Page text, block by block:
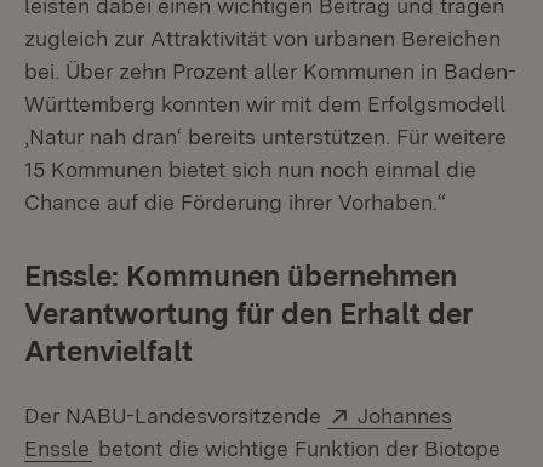
leisten dabei einen wichtigen Beitrag und tragen
zugleich zur Attraktivität von urbanen Bereichen
bei. Über zehn Prozent aller Kommunen in Baden-
Württemberg konnten wir mit dem Erfolgsmodell
‚Natur nah dran‘ bereits unterstützen. Für weitere
15 Kommunen bietet sich nun noch einmal die
Chance auf die Förderung ihrer Vorhaben.“
Enssle: Kommunen übernehmen
Verantwortung für den Erhalt der
Artenvielfalt
Der NABU-Landesvorsitzende Extern:
Johannes
Enssle (Öffnet in neuem Fenster)
betont die wichtige Funktion der Biotope